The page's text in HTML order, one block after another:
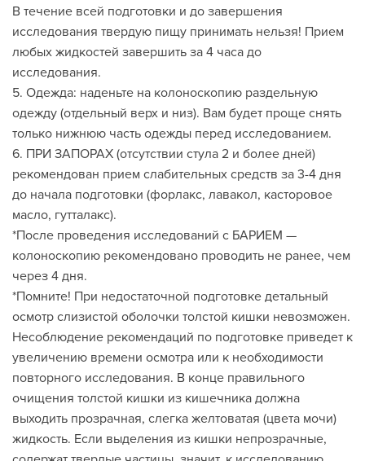
В течение всей подготовки и до завершения
исследования твердую пищу принимать нельзя! Прием
любых жидкостей завершить за 4 часа до
исследования.
5. Одежда: наденьте на колоноскопию раздельную
одежду (отдельный верх и низ). Вам будет проще снять
только нижнюю часть одежды перед исследованием.
6. ПРИ ЗАПОРАХ (отсутствии стула 2 и более дней)
рекомендован прием слабительных средств за 3-4 дня
до начала подготовки (форлакс, лавакол, касторовое
масло, гутталакс).
*После проведения исследований с БАРИЕМ —
колоноскопию рекомендовано проводить не ранее, чем
через 4 дня.
*Помните! При недостаточной подготовке детальный
осмотр слизистой оболочки толстой кишки невозможен.
Несоблюдение рекомендаций по подготовке приведет к
увеличению времени осмотра или к необходимости
повторного исследования. В конце правильного
очищения толстой кишки из кишечника должна
выходить прозрачная, слегка желтоватая (цвета мочи)
жидкость. Если выделения из кишки непрозрачные,